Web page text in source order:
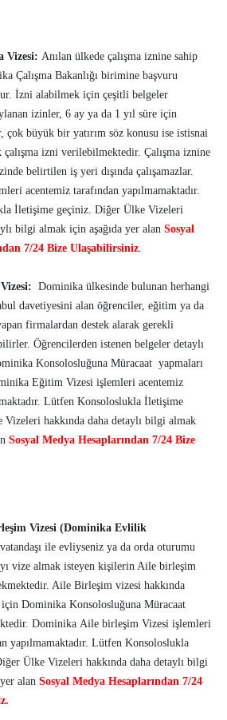
Vizesi: Anılan ülkede çalışma iznine sahip
Çalışma Bakanlığı birimine başvuru
İzni alabilmek için çeşitli belgeler
izinler, 6 ay ya da 1 yıl süre için
çok büyük bir yatırım söz konusu ise istisnai
çalışma izni verilebilmektedir. Çalışma iznine
belirtilen iş yeri dışında çalışamazlar.
acentemiz tarafından yapılmamaktadır.
İletişime geçiniz. Diğer Ülke Vizeleri
bilgi almak için aşağıda yer alan Sosyal
7/24 Bize Ulaşabilirsiniz.
Dominika ülkesinde bulunan herhangi
davetiyesini alan öğrenciler, eğitim ya da
firmalardan destek alarak gerekli
Öğrencilerden istenen belgeler detaylı
Konsolosluğuna Müracaat yapmaları
Eğitim Vizesi işlemleri acentemiz
Lütfen Konsoloslukla İletişime
hakkında daha detaylı bilgi almak
Sosyal Medya Hesaplarından 7/24 Bize
Vizesi (Dominika Evlilik
ile evliyseniz ya da orda oturumu
vize almak isteyen kişilerin Aile birleşim
Aile Birleşim vizesi hakkında
Dominika Konsolosluğuna Müracaat
Dominika Aile birleşim Vizesi işlemleri
yapılmamaktadır. Lütfen Konsoloslukla
Ülke Vizeleri hakkında daha detaylı bilgi
alan Sosyal Medya Hesaplarından 7/24